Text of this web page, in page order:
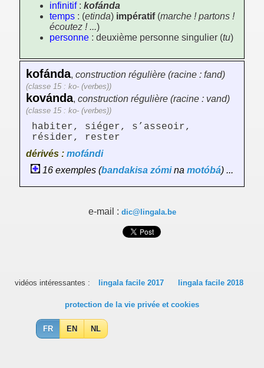
infinitif: kofánda
temps : (etinda) impératif(marche ! partons !
écoutez ! ...)
personne : deuxième personne singulier (tu)
kofánda, construction régulière (racine : fand)
(classe 15 : ko- (verbes))
kovánda, construction régulière (racine : vand)
(classe 15 : ko- (verbes))
habiter, siéger, s’asseoir,
résider, rester
dérivés : mofándi
16 exemples (bandakisa zómina motóbá) ...
e-mail : dic@lingala.be
vidéos intéressantes : lingala facile 2017 lingala facile 2018
protection de la vie privée et cookies
FR EN NL